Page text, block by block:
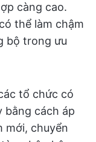
càng cao.
thể làm chậm
bộ trong ưu
tổ chức có
bằng cách áp
mới, chuyển